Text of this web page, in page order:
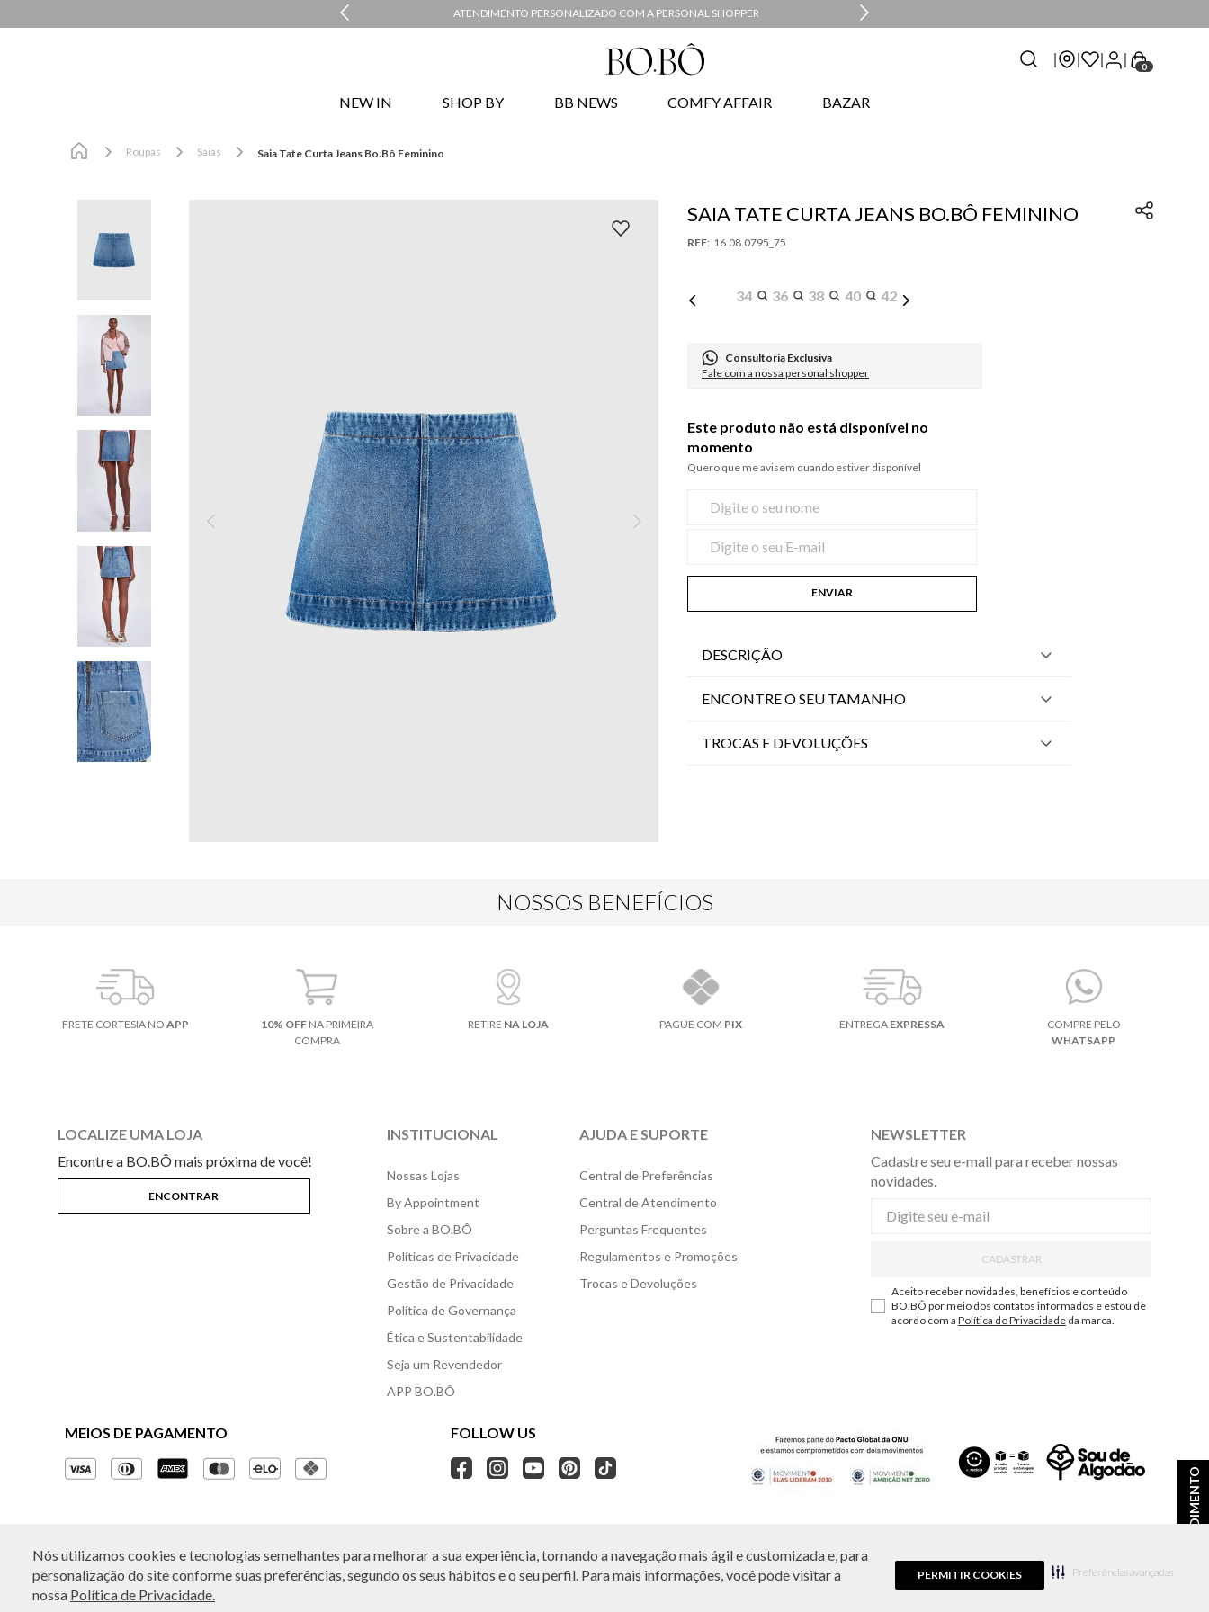
Nós utilizamos cookies e tecnologias semelhantes para melhorar a sua experiência, tornando a navegação mais ágil e customizada e, para
personalização do site conforme suas preferências, segundo os seus hábitos e o seu perfil. Para mais informações, você pode visitar a
nossa Política de Privacidade.
PERMITIR COOKIES Preferências avançadas
ATENDIMENTO PERSONALIZADO COM A PERSONAL SHOPPER
ATENDIMENTO
0
NEW IN SHOP BY BB NEWS COMFY AFFAIR BAZAR
Roupas Saias Saia Tate Curta Jeans Bo.Bô Feminino
SAIA TATE CURTA JEANS BO.BÔ FEMININO
: 16.08.0795_75
34 36 38 40 42
Consultoria Exclusiva
Fale com a nossa personal shopper
Este produto não está disponível no
momento
Quero que me avisem quando estiver disponível
ENVIAR
DESCRIÇÃO
ENCONTRE O SEU TAMANHO
TROCAS E DEVOLUÇÕES
NOSSOS BENEFÍCIOS
FRETE CORTESIA NO APP 10% OFFNA PRIMEIRA
COMPRA
RETIRE NA LOJA PAGUE COM PIX ENTREGA EXPRESSA
COMPRE PELO
WHATSAPP
LOCALIZE UMA LOJA
Encontre a BO.BÔ mais próxima de você!
INSTITUCIONAL
Nossas Lojas
By Appointment
Sobre a BO.BÔ
Políticas de Privacidade
Gestão de Privacidade
Política de Governança
Ética e Sustentabilidade
Seja um Revendedor
APP BO.BÔ
AJUDA E SUPORTE
Central de Preferências
Central de Atendimento
Perguntas Frequentes
Regulamentos e Promoções
Trocas e Devoluções
NEWSLETTER
Cadastre seu e-mail para receber nossas
novidades.
CADASTRAR
Aceito receber novidades, benefícios e conteúdo
BO.BÔ por meio dos contatos informados e estou de
acordo com a Política de Privacidadeda marca.
MEIOS DE PAGAMENTO FOLLOW US
© Copyright 2026 - Todos os direitos reservados. A BO.BÔ reserva-se no direito de corrigir ou alterar informações como: preços, promoções e disponibilidade de estoque a qualquer momento.
Em caso de dúvidas:
0800 440 2222.
Horário de Atendimento: das 8h às 20h de segunda a sábado, exceto feriados.